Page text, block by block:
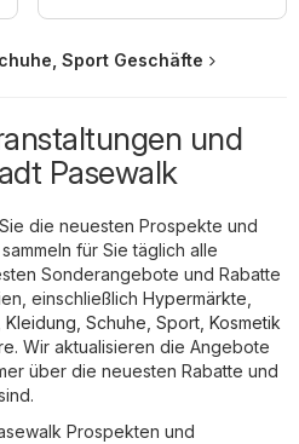
Sport Geschäfte
und
Pasewalk
die neuesten Prospekte und
für Sie täglich alle
Sonderangebote und Rabatte
einschließlich Hypermärkte
Kleidung, Schuhe, Sport Kosmetik
. Wir aktualisieren die Angebote
über die neuesten Rabatte und
Prospekten und